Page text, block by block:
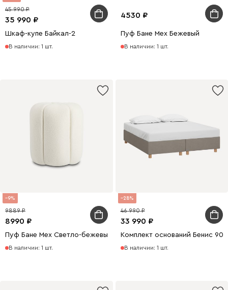
35 990
45 990
Шкаф-купе Байкал-2
В наличии: 1 шт.
4530
Пуф Бане Мех Бежевый
В наличии: 1 шт.
9
8990
9889
Пуф Бане Мех Светло-бежевый
В наличии: 1 шт.
28
33 990
46 990
Комплект оснований Бенис 90
В наличии: 1 шт.